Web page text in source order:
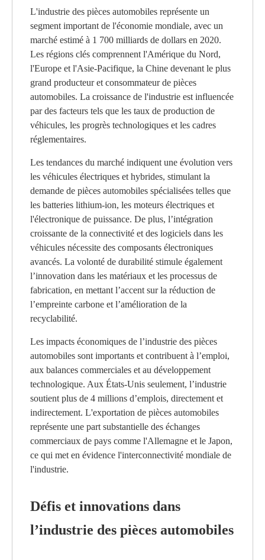
L'industrie des pièces automobiles représente un
segment important de l'économie mondiale, avec un
marché estimé à 1 700 milliards de dollars en 2020.
Les régions clés comprennent l'Amérique du Nord,
l'Europe et l'Asie-Pacifique, la Chine devenant le plus
grand producteur et consommateur de pièces
automobiles. La croissance de l'industrie est influencée
par des facteurs tels que les taux de production de
véhicules, les progrès technologiques et les cadres
réglementaires.
Les tendances du marché indiquent une évolution vers
les véhicules électriques et hybrides, stimulant la
demande de pièces automobiles spécialisées telles que
les batteries lithium-ion, les moteurs électriques et
l'électronique de puissance. De plus, l’intégration
croissante de la connectivité et des logiciels dans les
véhicules nécessite des composants électroniques
avancés. La volonté de durabilité stimule également
l’innovation dans les matériaux et les processus de
fabrication, en mettant l’accent sur la réduction de
l’empreinte carbone et l’amélioration de la
recyclabilité.
Les impacts économiques de l’industrie des pièces
automobiles sont importants et contribuent à l’emploi,
aux balances commerciales et au développement
technologique. Aux États-Unis seulement, l’industrie
soutient plus de 4 millions d’emplois, directement et
indirectement. L'exportation de pièces automobiles
représente une part substantielle des échanges
commerciaux de pays comme l'Allemagne et le Japon,
ce qui met en évidence l'interconnectivité mondiale de
l'industrie.
Défis et innovations dans
l’industrie des pièces automobiles